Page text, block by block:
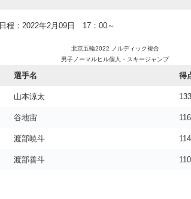
永井秀昭
谷地宙
程：2022年2月09日 17：00～
北京五輪2022 ノルディック複合
男子ノーマルヒル個人・スキージャンプ
選手名 得
山本涼太
谷地宙
渡部暁斗
渡部善斗